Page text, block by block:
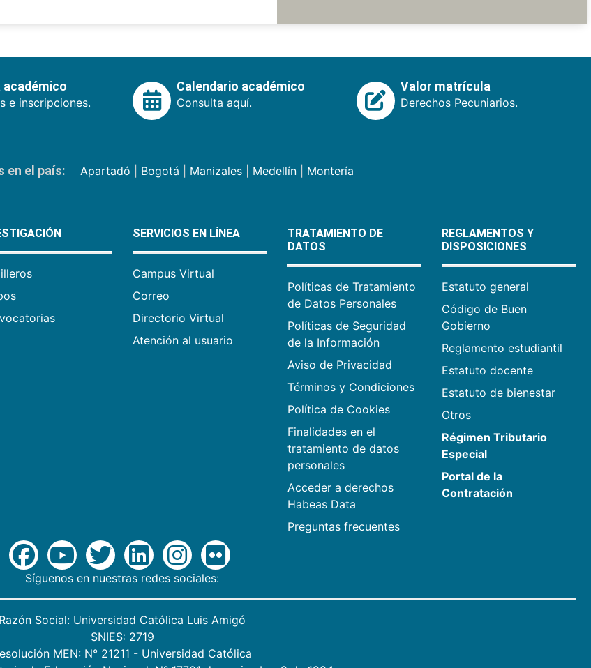
académico
e inscripciones.
Calendario académico
Consulta aquí.
Valor matrícula
Derechos Pecuniarios.
en el país: Apartadó Bogotá Manizales| Medellín| Montería
SERVICIOS EN LÍNEA
Campus Virtual
Correo
Directorio Virtual
Atención al usuario
TRATAMIENTO DE
DATOS
Políticas de Tratamiento
de Datos Personales
Políticas de Seguridad
de la Información
Aviso de Privacidad
Términos y Condiciones
Política de Cookies
Finalidades en el
tratamiento de datos
personales
Acceder a derechos
Habeas Data
Preguntas frecuentes
REGLAMENTOS Y
DISPOSICIONES
Estatuto general
Código de Buen
Gobierno
Reglamento estudiantil
Estatuto docente
Estatuto de bienestar
Otros
Régimen Tributario
Especial
Portal de la
Contratación
Síguenos en nuestras redes sociales:
Razón Social: Universidad Católica Luis Amigó
SNIES: 2719
MEN: N° 21211 - Universidad Católica